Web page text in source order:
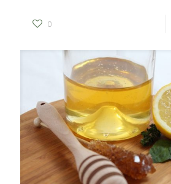
0